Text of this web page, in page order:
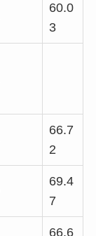
60.0
3
66.7
2
69.4
7
66.6